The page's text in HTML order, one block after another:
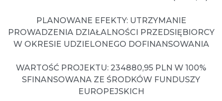
PLANOWANE EFEKTY: UTRZYMANIE
PROWADZENIA DZIAŁALNOŚCI PRZEDSIĘBIORCY
W OKRESIE UDZIELONEGO DOFINANSOWANIA
WARTOŚĆ PROJEKTU: 234880,95 PLN W 100%
SFINANSOWANA ZE ŚRODKÓW FUNDUSZY
EUROPEJSKICH